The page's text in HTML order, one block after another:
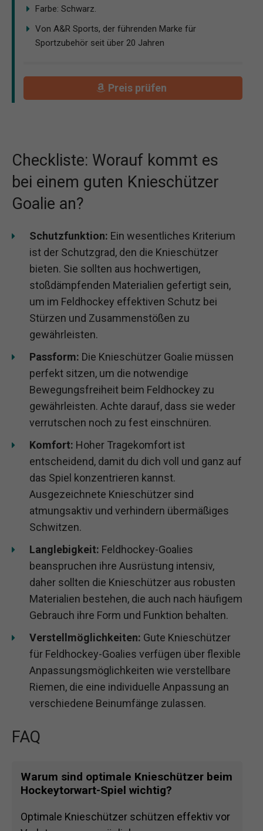
Farbe: Schwarz.
Von A&R Sports, der führenden Marke für
Sportzubehör seit über 20 Jahren
Preis prüfen
Checkliste: Worauf kommt es
bei einem guten Knieschützer
Goalie an?
Schutzfunktion: Ein wesentliches Kriterium
ist der Schutzgrad, den die Knieschützer
bieten. Sie sollten aus hochwertigen,
stoßdämpfenden Materialien gefertigt sein,
um im Feldhockey effektiven Schutz bei
Stürzen und Zusammenstößen zu
gewährleisten.
Passform: Die Knieschützer Goalie müssen
perfekt sitzen, um die notwendige
Bewegungsfreiheit beim Feldhockey zu
gewährleisten. Achte darauf, dass sie weder
verrutschen noch zu fest einschnüren.
Komfort: Hoher Tragekomfort ist
entscheidend, damit du dich voll und ganz auf
das Spiel konzentrieren kannst.
Ausgezeichnete Knieschützer sind
atmungsaktiv und verhindern übermäßiges
Schwitzen.
Langlebigkeit: Feldhockey-Goalies
beanspruchen ihre Ausrüstung intensiv,
daher sollten die Knieschützer aus robusten
Materialien bestehen, die auch nach häufigem
Gebrauch ihre Form und Funktion behalten.
Verstellmöglichkeiten: Gute Knieschützer
für Feldhockey-Goalies verfügen über flexible
Anpassungsmöglichkeiten wie verstellbare
Riemen, die eine individuelle Anpassung an
verschiedene Beinumfänge zulassen.
FAQ
Warum sind optimale Knieschützer beim
Hockeytorwart-Spiel wichtig?
Optimale Knieschützer schützen effektiv vor